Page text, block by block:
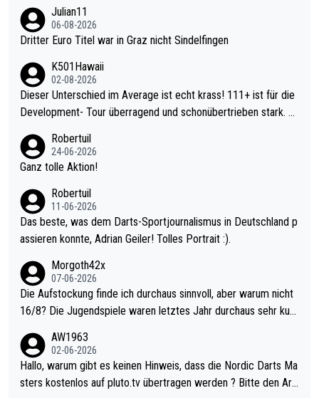
Julian11
06-08-2026
Dritter Euro Titel war in Graz nicht Sindelfingen
K501Hawaii
02-08-2026
Dieser Unterschied im Average ist echt krass! 111+ ist für die
Development- Tour überragend und schonübertrieben stark. U
mal 40+ erst recht. Da gewinnst keinen Blumentopf - ist ja noc
h krasser wie ein Pokalspiel eines Kreisligisten vs einem Bund
Robertuil
24-06-2026
Ganz tolle Aktion!
Robertuil
11-06-2026
Das beste, was dem Darts-Sportjournalismus in Deutschland p
assieren konnte, Adrian Geiler! Tolles Portrait :).
Morgoth42x
07-06-2026
Die Aufstockung finde ich durchaus sinnvoll, aber warum nicht
16/8? Die Jugendspiele waren letztes Jahr durchaus sehr kurz
Allerdings ist Mitchell Lawrie als Nummer 1 der Welt eh qualifi
ziert. Somit ändert die automatische Qualifikation des Weltmei
sters erstmal nichts. Ich denke sie wollen damit für nächstes J
AW1963
02-06-2026
Hallo, warum gibt es keinen Hinweis, dass die Nordic Darts Ma
sters kostenlos auf pluto.tv übertragen werden ? Bitte den Arti